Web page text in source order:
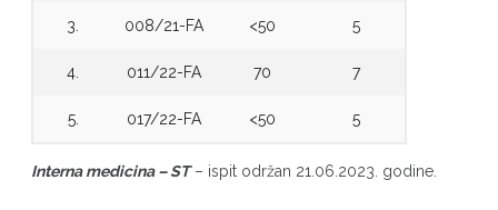
3. 008/21-FA <50 5
4. 011/22-FA 70 7
5. 017/22-FA <50 5
Interna medicina – ST – ispit održan 21.06.2023. godine.